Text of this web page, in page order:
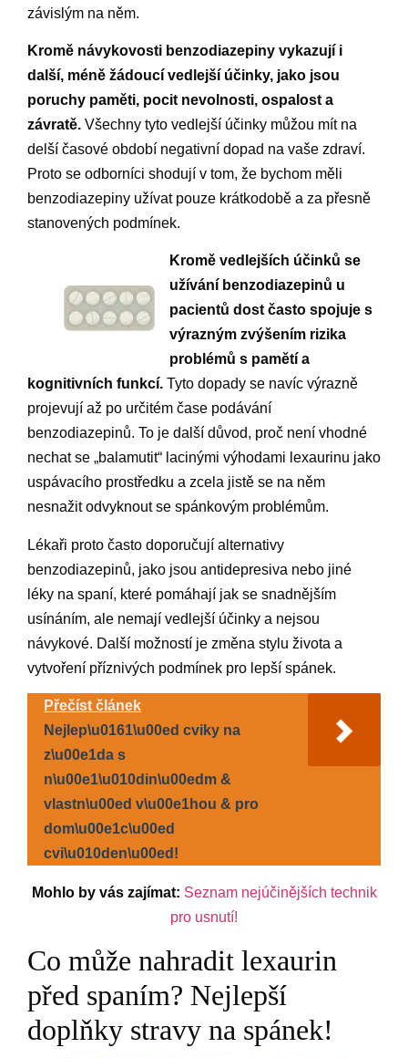
závislým na něm.
Kromě návykovosti benzodiazepiny vykazují i
další, méně žádoucí vedlejší účinky, jako jsou
poruchy paměti, pocit nevolnosti, ospalost a
závratě. Všechny tyto vedlejší účinky můžou mít na
delší časové období negativní dopad na vaše zdraví.
Proto se odborníci shodují v tom, že bychom měli
benzodiazepiny užívat pouze krátkodobě a za přesně
stanovených podmínek.
Kromě vedlejších účinků se
užívání benzodiazepinů u
pacientů dost často spojuje s
výrazným zvýšením rizika
problémů s pamětí a
kognitivních funkcí. Tyto dopady se navíc výrazně
projevují až po určitém čase podávání
benzodiazepinů. To je další důvod, proč není vhodné
nechat se „balamutit“ lacinými výhodami lexaurinu jako
uspávacího prostředku a zcela jistě se na něm
nesnažit odvyknout se spánkovým problémům.
Lékaři proto často doporučují alternativy
benzodiazepinů, jako jsou antidepresiva nebo jiné
léky na spaní, které pomáhají jak se snadnějším
usínáním, ale nemají vedlejší účinky a nejsou
návykové. Další možností je změna stylu života a
vytvoření příznivých podmínek pro lepší spánek.
Přečíst článek
Nejlep\u0161\u00ed cviky na
z\u00e1da s
n\u00e1\u010din\u00edm &
vlastn\u00ed v\u00e1hou & pro
dom\u00e1c\u00ed
cvi\u010den\u00ed!
Mohlo by vás zajímat: Seznam nejúčinějších technik
pro usnutí!
Co může nahradit lexaurin
před spaním? Nejlepší
doplňky stravy na spánek!